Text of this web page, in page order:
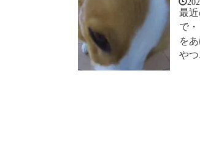
最
で
を
やつ